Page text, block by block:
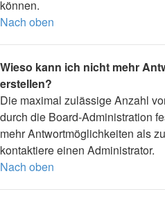
können.
Nach oben
Wieso kann ich nicht mehr
erstellen?
Die maximal zulässige Anzahl
durch die Board-Administration
mehr Antwortmöglichkeiten als
kontaktiere einen Administrator.
Nach oben